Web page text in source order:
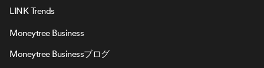
LINK Trends
Moneytree Business
Moneytree Businessブログ